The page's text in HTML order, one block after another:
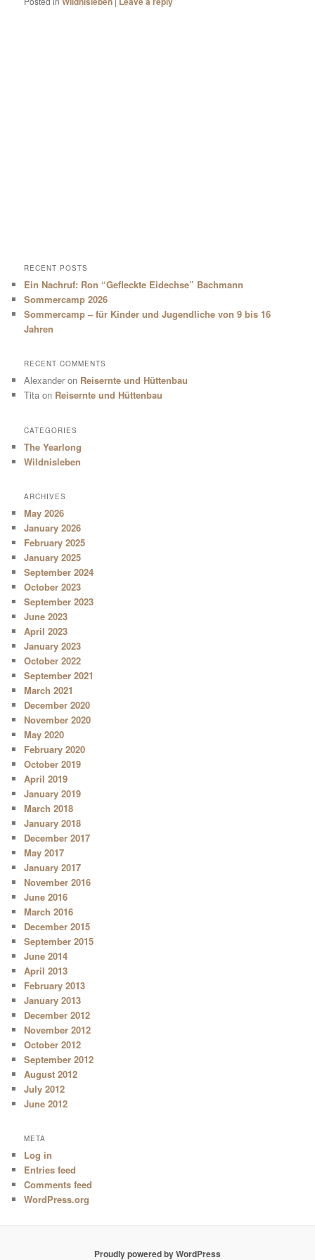
RECENT POSTS
Ein Nachruf: Ron “Gefleckte Eidechse” Bachmann
Sommercamp 2026
Sommercamp – für Kinder und Jugendliche von 9 bis 16
Jahren
RECENT COMMENTS
Alexander on Reisernte und Hüttenbau
Tita on Reisernte und Hüttenbau
CATEGORIES
The Yearlong
Wildnisleben
ARCHIVES
May 2026
January 2026
February 2025
January 2025
September 2024
October 2023
September 2023
June 2023
April 2023
January 2023
October 2022
September 2021
March 2021
December 2020
November 2020
May 2020
February 2020
October 2019
April 2019
January 2019
March 2018
January 2018
December 2017
May 2017
January 2017
November 2016
June 2016
March 2016
December 2015
September 2015
June 2014
April 2013
February 2013
January 2013
December 2012
November 2012
October 2012
September 2012
August 2012
July 2012
June 2012
META
Log in
Entries feed
Comments feed
WordPress.org
Proudly powered by WordPress